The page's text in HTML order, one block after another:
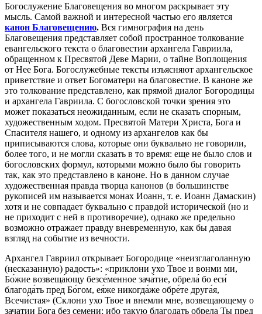
Богослужение Благовещения во многом раскрывает эту
мысль. Самой важной и интересной частью его является
канон Благовещению. Вся гимнография на день
Благовещения представляет собой пространное толкование
евангельского текста о благовестии архангела Гавриила,
обращенном к Пресвятой Деве Марии, о тайне Воплощения
от Нее Бога. Богослужебные тексты изъясняют архангельское
приветствие и ответ Богоматери на благовестие. В каноне же
это толкование представлено, как прямой диалог Богородицы
и архангела Гавриила. С богословской точки зрения это
может показаться неожиданным, если не сказать спорным,
художественным ходом. Пресвятой Матери Христа, Бога и
Спасителя нашего, и одному из архангелов как бы
приписываются слова, которые они буквально не говорили,
более того, и не могли сказать в то время: еще не было слов и
богословских формул, которыми можно было бы говорить
так, как это представлено в каноне. Но в данном случае
художественная правда творца канонов (в большинстве
рукописей им называется монах Иоанн, т. е. Иоанн Дамаскин)
хотя и не совпадает буквально с правдой исторической (но и
не приходит с ней в противоречие), однако же предельно
возможно отражает правду вневременную, как бы давая
взгляд на событие из вечности.
Архангел Гавриил открывает Богородице «неизглаголанную
(несказанную) радость»: «приклони ухо Твое и вонми ми,
Бо́жие возвеща́ющу безсе́менное зача́тие, обрела́ бо еси́
благода́ть пред Бо́гом, ея́же никогда́же обре́те друга́я,
Всечи́стая» (Склони ухо Твое и внемли мне, возвещающему о
зачатии Бога без семени; ибо такую благодать обрела Ты пред